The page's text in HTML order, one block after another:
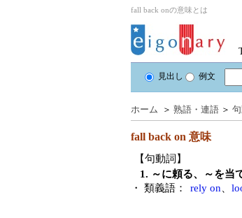
fall back onの意味とは
見出し 例文
ホーム ＞ 熟語・連語 ＞
fall back on 意味
【句動詞】
1. ～に頼る、～を当
・ 類義語：
rely on